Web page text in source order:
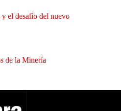
el desafío del nuevo
de la Minería